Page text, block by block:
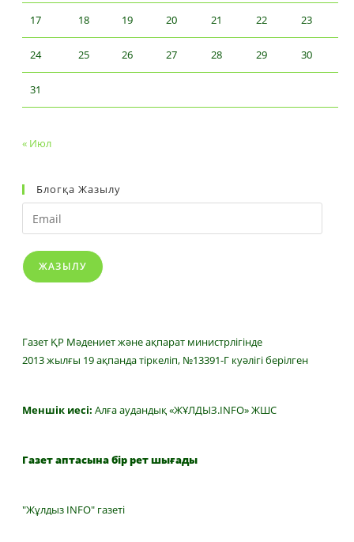
17 18 19 20 21 22 23
24 25 26 27 28 29 30
31
« Июл
Блогқа Жазылу
Email
ЖАЗЫЛУ
Газет ҚР Мәдениет және ақпарат министрлігінде
2013 жылғы 19 ақпанда тіркеліп, №13391-Г куәлігі берілген
Меншік иесі: Алға аудандық «ЖҰЛДЫЗ.INFO» ЖШС
Газет аптасына бір рет шығады
"Жұлдыз INFO" газеті